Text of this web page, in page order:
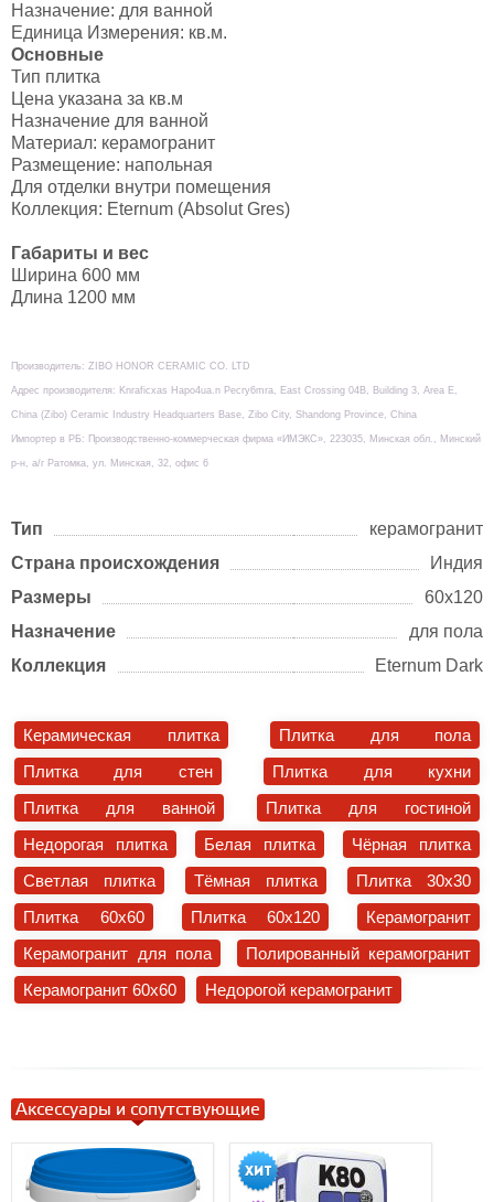
Назначение: для ванной
Единица Измерения: кв.м.
Основные
Тип плитка
Цена указана за кв.м
Назначение для ванной
Материал: керамогранит
Размещение: напольная
Для отделки внутри помещения
Коллекция: Eternum (Absolut Gres)
Габариты и вес
Ширина 600 мм
Длина 1200 мм
Производитель: ZIBO HONOR CERAMIC CO. LTD
Адрес производителя: Knraficxas Hapo4ua.n Pecry6mra, East Crossing 04B, Building 3, Area E,
China (Zibo) Ceramic Industry Headquarters Base, Zibo City, Shandong Province, China
Импортер в РБ: Производственно-коммерческая фирма «ИМЭКС», 223035, Минская обл., Минский
р-н, а/г Ратомка, ул. Минская, 32, офис 6
Тип
керамогранит
Страна происхождения
Индия
Размеры
60x120
Назначение
для пола
Коллекция
Eternum Dark
Керамическая плитка
Плитка для пола
Плитка для стен
Плитка для кухни
Плитка для ванной
Плитка для гостиной
Недорогая плитка
Белая плитка
Чёрная плитка
Светлая плитка
Тёмная плитка
Плитка 30x30
Плитка 60x60
Плитка 60x120
Керамогранит
Керамогранит для пола
Полированный керамогранит
Керамогранит 60x60
Недорогой керамогранит
Аксессуары и сопутствующие